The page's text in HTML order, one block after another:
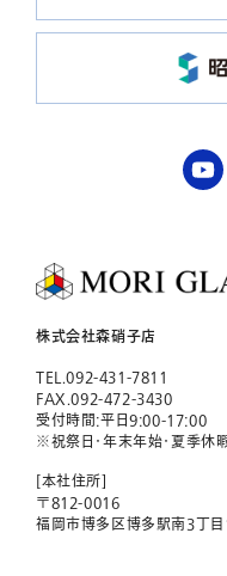
株式会社森硝子店
TEL.092-431-7811
FAX.092-472-3430
受付時間:平日9:00-17:00
※祝祭日・年末年始・夏季休
[本社住所]
〒812-0016
福岡市博多区博多駅南3丁